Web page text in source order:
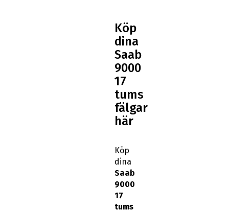
Köp
dina
Saab
9000
17
tums
fälgar
här
Köp
dina
Saab
9000
17
tums